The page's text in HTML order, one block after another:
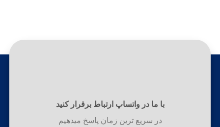
با ما در واتساپ ارتباط برقرار کنید
در سریع ترین زمان پاسخ میدهیم